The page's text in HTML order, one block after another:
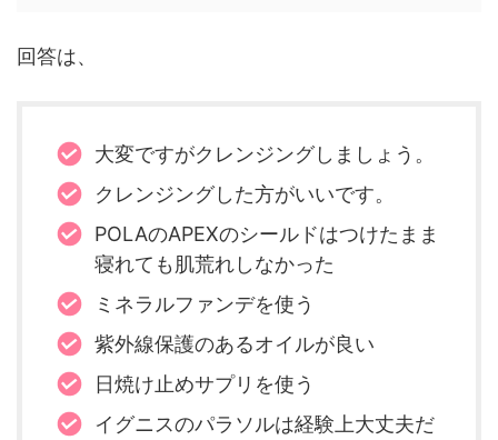
回答は、
大変ですがクレンジングしましょう。
クレンジングした方がいいです。
POLAのAPEXのシールドはつけたまま
寝れても肌荒れしなかった
ミネラルファンデを使う
紫外線保護のあるオイルが良い
日焼け止めサプリを使う
イグニスのパラソルは経験上大丈夫だ